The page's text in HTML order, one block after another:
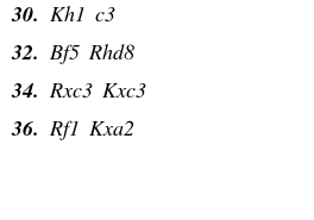
30. Kh1 c3
32. Bf5 Rhd8
34. Rxc3 Kxc3
36. Rf1 Kxa2